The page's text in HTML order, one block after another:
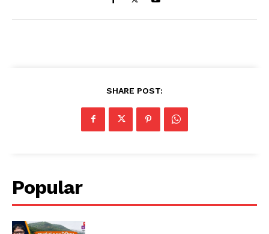
SHARE POST:
Popular